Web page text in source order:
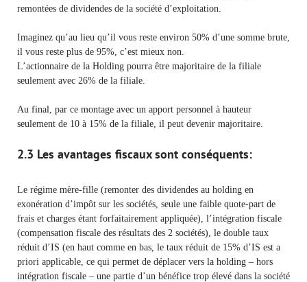
remontées de dividendes de la société d’exploitation.
Imaginez qu’au lieu qu’il vous reste environ 50% d’une somme brute,
il vous reste plus de 95%, c’est mieux non.
L’actionnaire de la Holding pourra être majoritaire de la filiale
seulement avec 26% de la filiale.
Au final, par ce montage avec un apport personnel à hauteur
seulement de 10 à 15% de la filiale, il peut devenir majoritaire.
2.3 Les avantages fiscaux sont conséquents:
Le régime mère-fille (remonter des dividendes au holding en
exonération d’impôt sur les sociétés, seule une faible quote-part de
frais et charges étant forfaitairement appliquée), l’intégration fiscale
(compensation fiscale des résultats des 2 sociétés), le double taux
réduit d’IS (en haut comme en bas, le taux réduit de 15% d’IS est a
priori applicable, ce qui permet de déplacer vers la holding – hors
intégration fiscale – une partie d’un bénéfice trop élevé dans la société